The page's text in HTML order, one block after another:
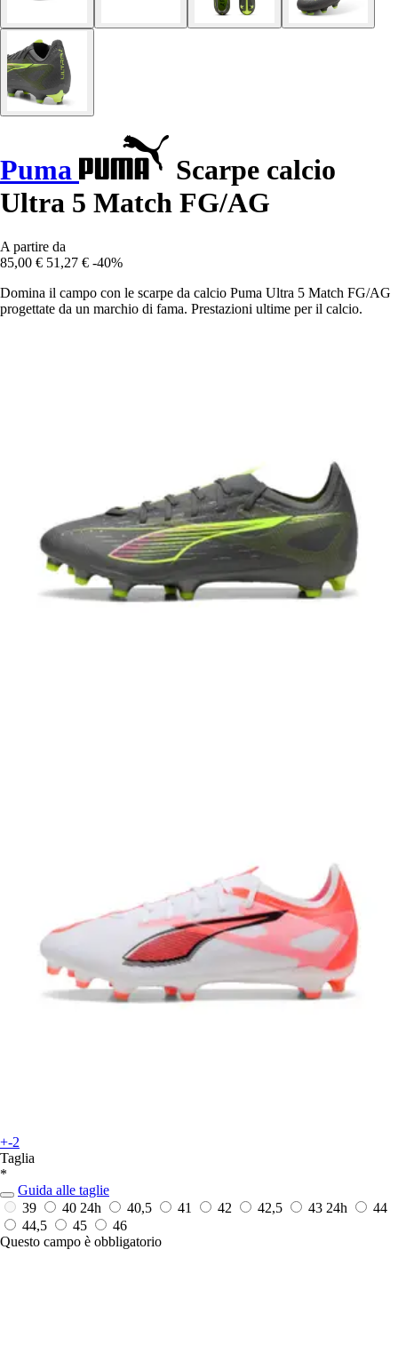
Puma
Scarpe calcio
Ultra 5 Match FG/AG
A partire da
85,00 € 51,27 € -40%
Domina il campo con le scarpe da calcio Puma Ultra 5 Match FG/AG
progettate da un marchio di fama. Prestazioni ultime per il calcio.
+-2
Taglia
*
Guida alle taglie
39
40 24h 40,5 41 42 42,5 43 24h
44
44,5
45
46
Questo campo è obbligatorio